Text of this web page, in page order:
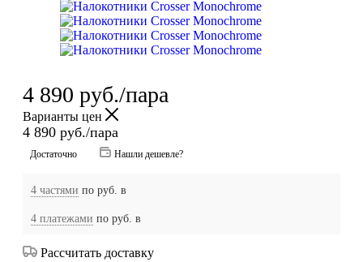
4 890 руб./пара
Варианты цен
4 890 руб./пара
Достаточно Нашли дешевле?
4 частями по руб. в
4 платежами по руб. в
Рассчитать доставку